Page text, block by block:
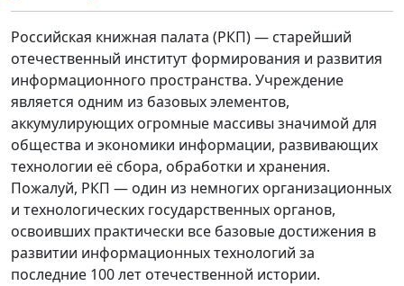
Российская книжная палата (РКП) — старейший
отечественный институт формирования и развития
информационного пространства. Учреждение
является одним из базовых элементов,
аккумулирующих огромные массивы значимой для
общества и экономики информации, развивающих
технологии её сбора, обработки и хранения.
Пожалуй, РКП — один из немногих организационных
и технологических государственных органов,
освоивших практически все базовые достижения в
развитии информационных технологий за
последние 100 лет отечественной истории.